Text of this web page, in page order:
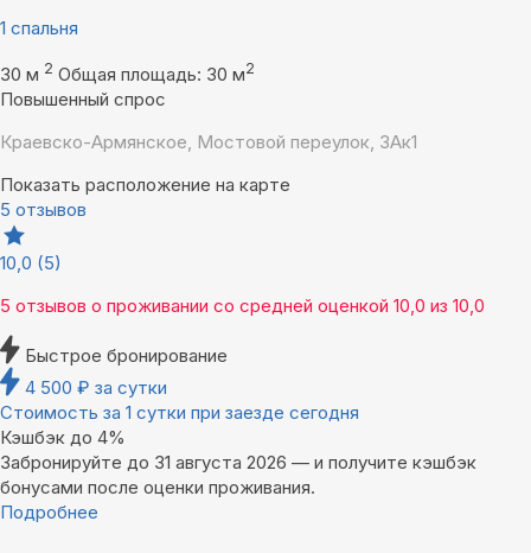
1 спальня
30 м 2 Общая площадь: 30 м2
Повышенный спрос
Краевско-Армянское, Мостовой переулок, 3Ак1
Показать расположение на карте
5 отзывов
10,0 (5)
5 отзывов о проживании со средней оценкой 10,0 из 10,0
Быстрое бронирование
4 500 ₽ за сутки
Стоимость за 1 сутки при заезде сегодня
Кэшбэк до 4%
Забронируйте до 31 августа 2026 — и получите кэшбэк
бонусами после оценки проживания.
Подробнее